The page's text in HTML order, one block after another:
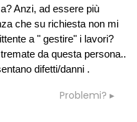
Anzi, ad essere più
che su richiesta non mi
a " gestire" i lavori?
da questa persona..
difetti/danni .
Problemi?